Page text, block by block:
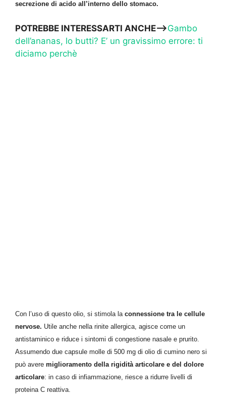
secrezione di acido all’interno dello stomaco.
POTREBBE INTERESSARTI ANCHE—>Gambo
dell’ananas, lo butti? E’ un gravissimo errore: ti
diciamo perchè
Con l’uso di questo olio, si stimola la connessione tra le cellule
nervose. Utile anche nella rinite allergica, agisce come un
antistaminico e riduce i sintomi di congestione nasale e prurito.
Assumendo due capsule molle di 500 mg di olio di cumino nero si
può avere miglioramento della rigidità articolare e del dolore
articolare: in caso di infiammazione, riesce a ridurre livelli di
proteina C reattiva.